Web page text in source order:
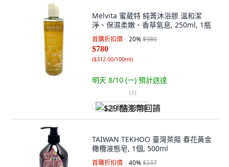
Melvita 蜜葳特 純菁沐浴膠 溫和潔
淨、保濕柔嫩、香草氣息, 250ml, 1瓶
首購折扣價 20%$980
$780
($312.00/100ml)
明天 8/10 (一) 預計送達
(1)
$29 酷澎幣回饋
TAIWAN TEKHOO 臺灣茶摳 春花黃金
橄欖液態皂, 1個, 500ml
首購折扣價 40%$237